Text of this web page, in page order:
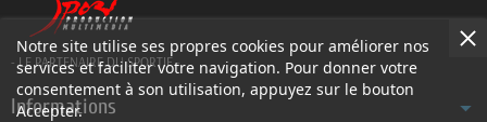
- LE PARTENAIRE DU SPORTIF -
Informations
Notre site utilise ses propres cookies pour améliorer nos
services et faciliter votre navigation. Pour donner votre
consentement à son utilisation, appuyez sur le bouton
Accepter.